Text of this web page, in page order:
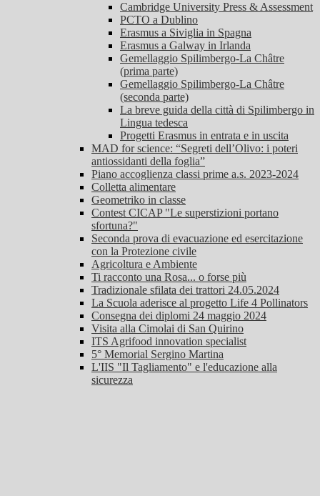
Cambridge University Press & Assessment
PCTO a Dublino
Erasmus a Siviglia in Spagna
Erasmus a Galway in Irlanda
Gemellaggio Spilimbergo-La Châtre
(prima parte)
Gemellaggio Spilimbergo-La Châtre
(seconda parte)
La breve guida della città di Spilimbergo in
Lingua tedesca
Progetti Erasmus in entrata e in uscita
MAD for science: “Segreti dell’Olivo: i poteri
antiossidanti della foglia”
Piano accoglienza classi prime a.s. 2023-2024
Colletta alimentare
Geometriko in classe
Contest CICAP "Le superstizioni portano
sfortuna?"
Seconda prova di evacuazione ed esercitazione
con la Protezione civile
Agricoltura e Ambiente
Ti racconto una Rosa... o forse più
Tradizionale sfilata dei trattori 24.05.2024
La Scuola aderisce al progetto Life 4 Pollinators
Consegna dei diplomi 24 maggio 2024
Visita alla Cimolai di San Quirino
ITS Agrifood innovation specialist
5° Memorial Sergino Martina
L'IIS "Il Tagliamento" e l'educazione alla
sicurezza